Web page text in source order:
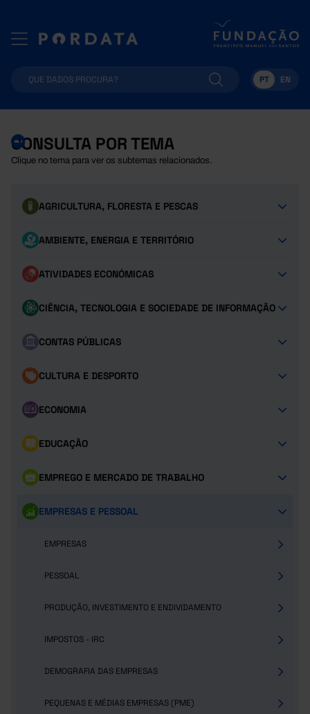
PT EN
CONSULTA POR TEMA
Clique no tema para ver os subtemas relacionados.
AGRICULTURA, FLORESTA E PESCAS
AMBIENTE, ENERGIA E TERRITÓRIO
ATIVIDADES ECONÓMICAS
CIÊNCIA, TECNOLOGIA E SOCIEDADE DE INFORMAÇÃO
CONTAS PÚBLICAS
CULTURA E DESPORTO
ECONOMIA
EDUCAÇÃO
EMPREGO E MERCADO DE TRABALHO
EMPRESAS E PESSOAL
EMPRESAS
PESSOAL
PRODUÇÃO, INVESTIMENTO E ENDIVIDAMENTO
IMPOSTOS - IRC
DEMOGRAFIA DAS EMPRESAS
PEQUENAS E MÉDIAS EMPRESAS (PME)